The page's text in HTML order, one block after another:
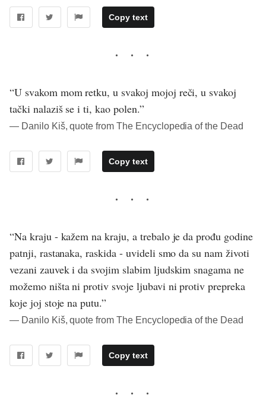
Copy text
“U svakom mom retku, u svakoj mojoj reči, u svakoj
tački nalaziš se i ti, kao polen.”
― Danilo Kiš, quote from The Encyclopedia of the Dead
Copy text
“Na kraju - kažem na kraju, a trebalo je da prođu godine
patnji, rastanaka, raskida - uvideli smo da su nam životi
vezani zauvek i da svojim slabim ljudskim snagama ne
možemo ništa ni protiv svoje ljubavi ni protiv prepreka
koje joj stoje na putu.”
― Danilo Kiš, quote from The Encyclopedia of the Dead
Copy text